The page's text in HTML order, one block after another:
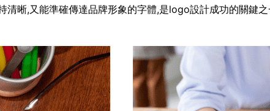
晰,又能準確傳達品牌形象的字體,是logo設計成功的關鍵